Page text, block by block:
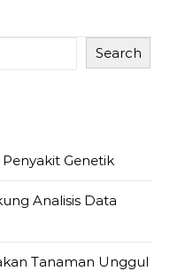
Search
Genetik
Analisis Data
Tanaman Unggul